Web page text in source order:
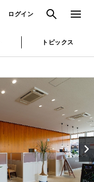
ログイン 検索 メニュ
トピックス